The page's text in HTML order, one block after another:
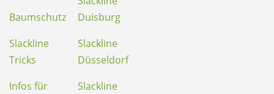
Baumschutz
Slackline
Tricks
Infos für
Duisburg
Slackline
Düsseldorf
Slackline